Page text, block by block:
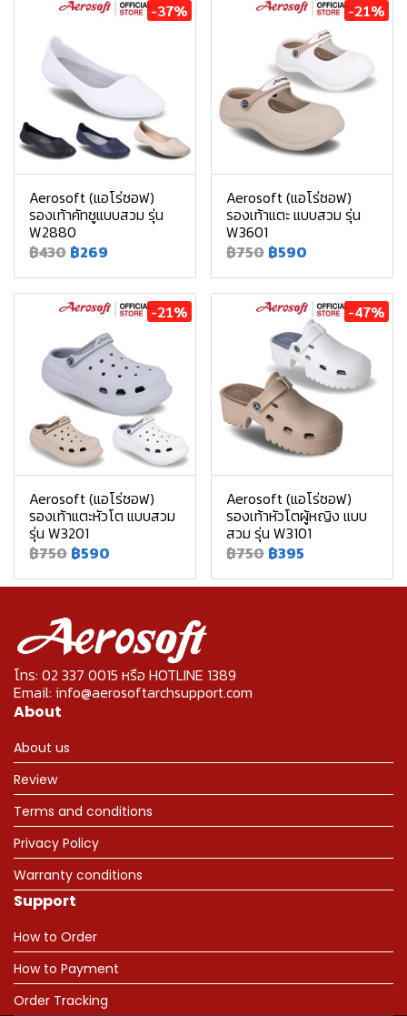
-37%
Aerosoft (แอโร่ซอฟ)
รองเท้าคัทชูแบบสวม รุ่น
W2880
฿430 ฿269
-21%
Aerosoft (แอโร่ซอฟ)
รองเท้าแตะ แบบสวม รุ่น
W3601
฿750 ฿590
-21%
Aerosoft (แอโร่ซอฟ)
รองเท้าแตะหัวโต แบบสวม
รุ่น W3201
฿750 ฿590
-47%
Aerosoft (แอโร่ซอฟ)
รองเท้าหัวโตผู้หญิง แบบ
สวม รุ่น W3101
฿750 ฿395
โทร: 02 337 0015 หรือ HOTLINE 1389
Email: info@aerosoftarchsupport.com
About
About us
Review
Terms and conditions
Privacy Policy
Warranty conditions
Support
How to Order
How to Payment
Order Tracking